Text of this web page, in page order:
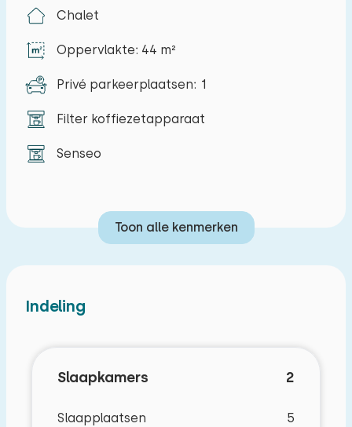
Specifieke ligging
Chalet
Oppervlakte: 44 m²
Privé parkeerplaatsen: 1
Filter koffiezetapparaat
Senseo
Toon alle kenmerken
Indeling
Slaapkamers 2
Slaapplaatsen
5